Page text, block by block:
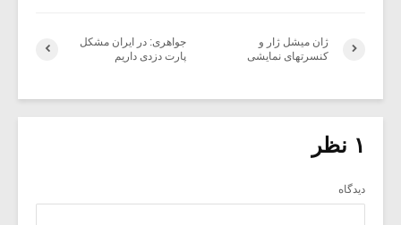
جواهری: در ایران مشکل
پارت دزدی داریم
ژان میشل ژار و
کنسرتهای نمایشی
۱ نظر
دیدگاه